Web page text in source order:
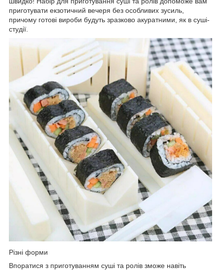
приготувати екзотичний вечеря без особливих зусиль,
причому готові вироби будуть зразково акуратними, як в суші-
студії.
Різні форми
Впоратися з приготуванням суші та ролів зможе навіть